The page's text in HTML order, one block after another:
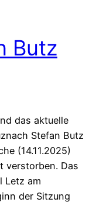
Butz
das aktuelle
Stefan Butz
(14.11.2025)
verstorben. Das
Letz am
der Sitzung